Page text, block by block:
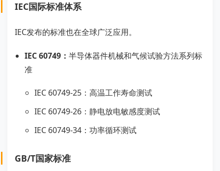
IEC国际标准体系
IEC发布的标准也在全球广泛应用。
IEC 60749： 半导体器件机械和气候试验方法系列标
准
IEC 60749-25：高温工作寿命测试
IEC 60749-26：静电放电敏感度测试
IEC 60749-34：功率循环测试
GB/T国家标准